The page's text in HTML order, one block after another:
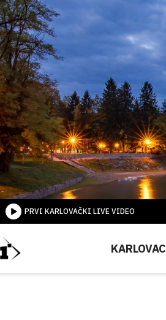
PRVI KARLOVAČKI LIVE VIDEO
KARLOVAC